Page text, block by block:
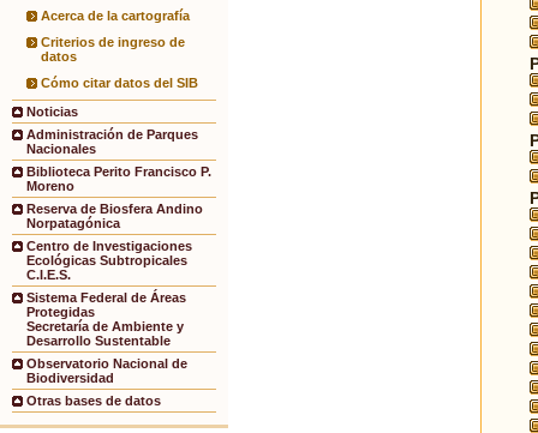
Acerca de la cartografía
Criterios de ingreso de
datos
Cómo citar datos del SIB
Noticias
Administración de Parques
Nacionales
Biblioteca Perito Francisco P.
Moreno
Reserva de Biosfera Andino
Norpatagónica
Centro de Investigaciones
Ecológicas Subtropicales
C.I.E.S.
Sistema Federal de Áreas
Protegidas
Secretaría de Ambiente y
Desarrollo Sustentable
Observatorio Nacional de
Biodiversidad
Otras bases de datos